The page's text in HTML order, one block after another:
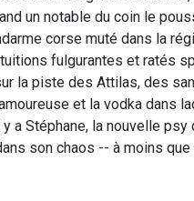
un notable du coin le
corse muté dans la
fulgurantes et ratés
la piste des Attilas, des
et la vodka dans
a Stéphane, la nouvelle psy
son chaos -- à moins